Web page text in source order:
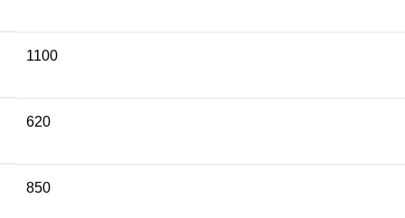
1100
620
850